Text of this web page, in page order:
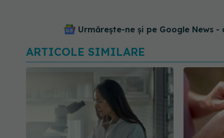
Urmărește-ne și pe Google News -
ARTICOLE SIMILARE